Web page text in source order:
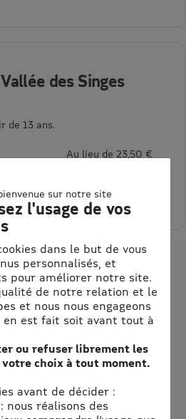
des Singes
de 13 ans.
Au lieu de 23,50 €
pour E-ticket-Adulte Vallée des
sur notre site
l'usage de vos
dans le but de vous
personnalisés, et
pour améliorer notre site.
de notre relation et le
et nous nous engageons
en est fait soit avant tout à
ou refuser librement les
choix à tout moment.
avant de décider :
nous réalisons des